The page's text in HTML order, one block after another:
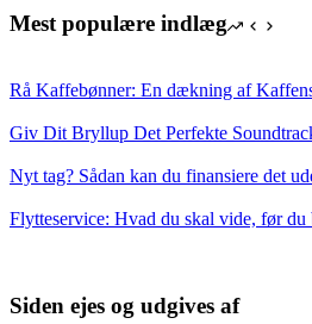
Mest populære indlæg
Rå Kaffebønner: En dækning af
Giv Dit Bryllup Det Perfekte
Nyt tag? Sådan kan du finansiere det
Flytteservice: Hvad du skal vide, før du
Siden ejes og udgives af